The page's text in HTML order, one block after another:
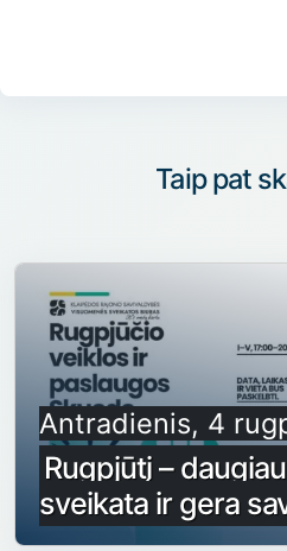
Taip pat
Antradienis, 4
Rugpjūtį –
sveikata ir gera